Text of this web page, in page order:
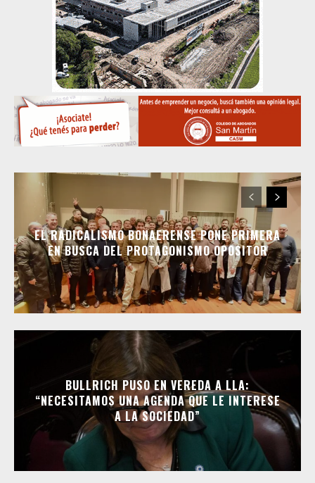
EL RADICALISMO BONAERENSE PONE PRIMERA
EN BUSCA DEL PROTAGONISMO OPOSITOR
BULLRICH PUSO EN VEREDA A LLA:
“NECESITAMOS UNA AGENDA QUE LE INTERESE
A LA SOCIEDAD”